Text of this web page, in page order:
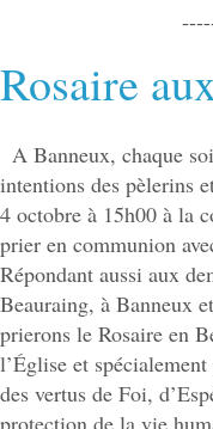
Rosaire
A Banneux, chaque
intentions des pèlerins
4 octobre à 15h00 à la
prier en communion
Répondant aussi aux
Beauraing, à Banneux
prierons le Rosaire en
l’Église et
des vertus de Foi,